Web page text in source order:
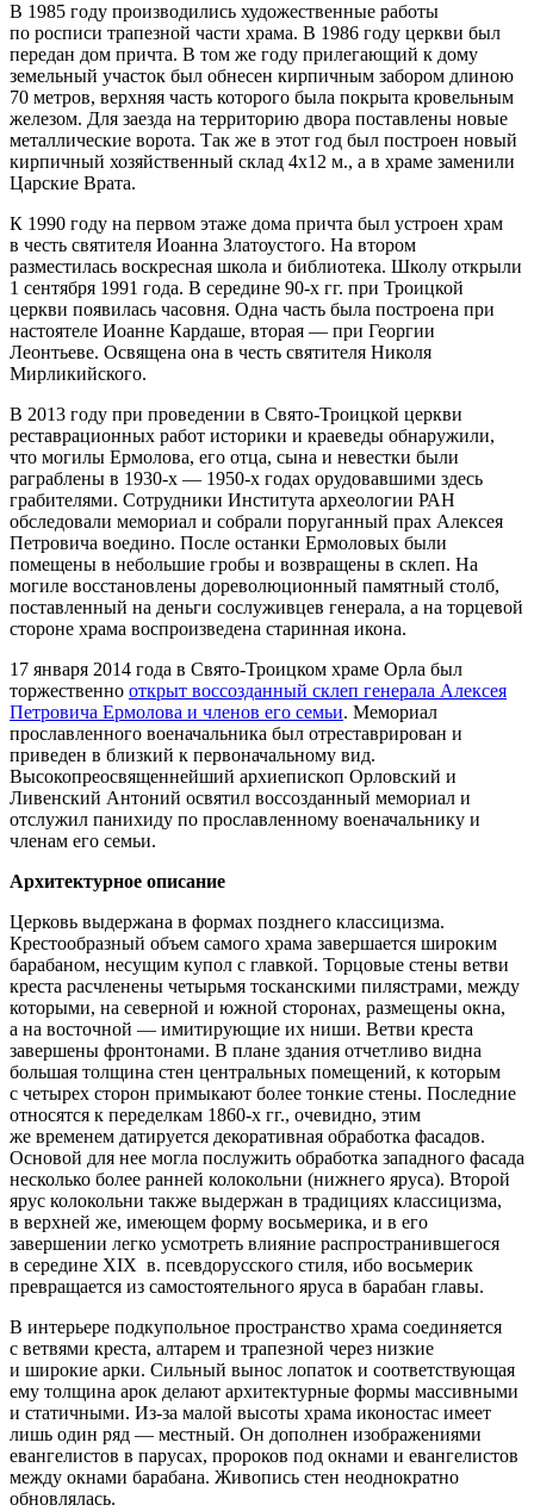
В 1985 году производились художественные работы
по росписи трапезной части храма. В 1986 году церкви был
передан дом причта. В том же году прилегающий к дому
земельный участок был обнесен кирпичным забором длиною
70 метров, верхняя часть которого была покрыта кровельным
железом. Для заезда на территорию двора поставлены новые
металлические ворота. Так же в этот год был построен новый
кирпичный хозяйственный склад 4х12 м., а в храме заменили
Царские Врата.
К 1990 году на первом этаже дома причта был устроен храм
в честь святителя Иоанна Златоустого. На втором
разместилась воскресная школа и библиотека. Школу открыли
1 сентября 1991 года. В середине 90-х гг. при Троицкой
церкви появилась часовня. Одна часть была построена при
настоятеле Иоанне Кардаше, вторая — при Георгии
Леонтьеве. Освящена она в честь святителя Николя
Мирликийского.
В 2013 году при проведении в Свято-Троицкой церкви
реставрационных работ историки и краеведы обнаружили,
что могилы Ермолова, его отца, сына и невестки были
раграблены в 1930-х — 1950-х годах орудовавшими здесь
грабителями. Сотрудники Института археологии РАН
обследовали мемориал и собрали поруганный прах Алексея
Петровича воедино. После останки Ермоловых были
помещены в небольшие гробы и возвращены в склеп. На
могиле восстановлены дореволюционный памятный столб,
поставленный на деньги сослуживцев генерала, а на торцевой
стороне храма воспроизведена старинная икона.
17 января 2014 года в Свято-Троицком храме Орла был
торжественно открыт воссозданный склеп генерала Алексея
Петровича Ермолова и членов его семьи. Мемориал
прославленного военачальника был отреставрирован и
приведен в близкий к первоначальному вид.
Высокопреосвященнейший архиепископ Орловский и
Ливенский Антоний освятил воссозданный мемориал и
отслужил панихиду по прославленному военачальнику и
членам его семьи.
Архитектурное описание
Церковь выдержана в формах позднего классицизма.
Крестообразный объем самого храма завершается широким
барабаном, несущим купол с главкой. Торцовые стены ветви
креста расчленены четырьмя тосканскими пилястрами, между
которыми, на северной и южной сторонах, размещены окна,
а на восточной — имитирующие их ниши. Ветви креста
завершены фронтонами. В плане здания отчетливо видна
большая толщина стен центральных помещений, к которым
с четырех сторон примыкают более тонкие стены. Последние
относятся к переделкам 1860-х гг., очевидно, этим
же временем датируется декоративная обработка фасадов.
Основой для нее могла послужить обработка западного фасада
несколько более ранней колокольни (нижнего яруса). Второй
ярус колокольни также выдержан в традициях классицизма,
в верхней же, имеющем форму восьмерика, и в его
завершении легко усмотреть влияние распространившегося
в середине XIX в. псевдорусского стиля, ибо восьмерик
превращается из самостоятельного яруса в барабан главы.
В интерьере подкупольное пространство храма соединяется
с ветвями креста, алтарем и трапезной через низкие
и широкие арки. Сильный вынос лопаток и соответствующая
ему толщина арок делают архитектурные формы массивными
и статичными. Из-за малой высоты храма иконостас имеет
лишь один ряд — местный. Он дополнен изображениями
евангелистов в парусах, пророков под окнами и евангелистов
между окнами барабана. Живопись стен неоднократно
обновлялась.